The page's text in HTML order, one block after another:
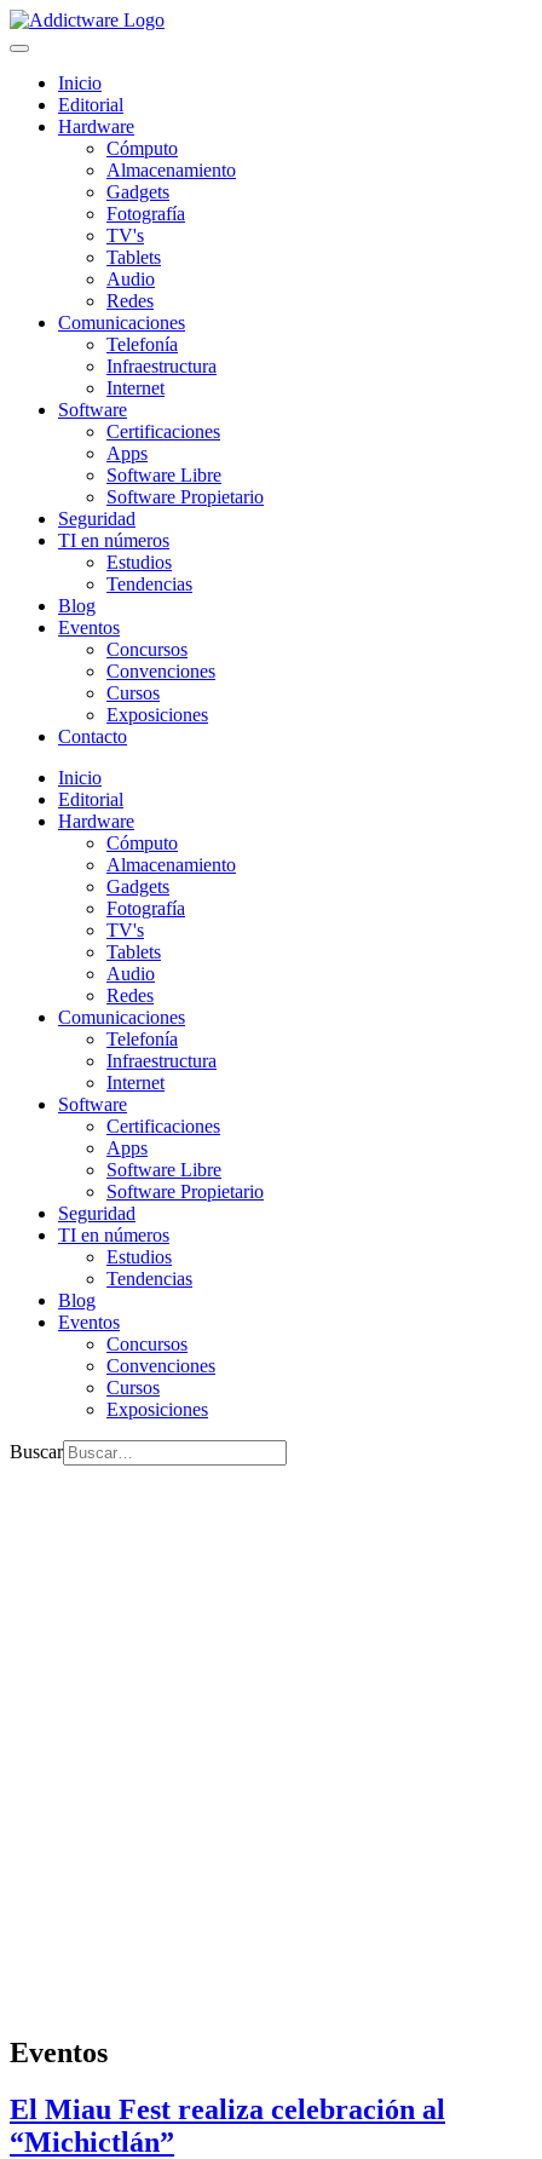
Inicio
Editorial
Hardware
Cómputo
Almacenamiento
Gadgets
Fotografía
TV's
Tablets
Audio
Redes
Comunicaciones
Telefonía
Infraestructura
Internet
Software
Certificaciones
Apps
Software Libre
Software Propietario
Seguridad
TI en números
Estudios
Tendencias
Blog
Eventos
Concursos
Convenciones
Cursos
Exposiciones
Contacto
Inicio
Editorial
Hardware
Cómputo
Almacenamiento
Gadgets
Fotografía
TV's
Tablets
Audio
Redes
Comunicaciones
Telefonía
Infraestructura
Internet
Software
Certificaciones
Apps
Software Libre
Software Propietario
Seguridad
TI en números
Estudios
Tendencias
Blog
Eventos
Concursos
Convenciones
Cursos
Exposiciones
Buscar
Eventos
El Miau Fest realiza celebración al
“Michictlán”